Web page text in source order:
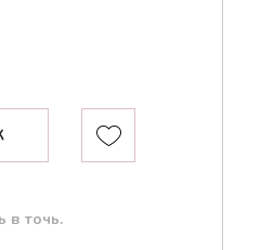
в точь.